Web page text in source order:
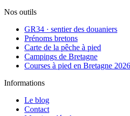
Nos outils
GR34 · sentier des douaniers
Prénoms bretons
Carte de la pêche à pied
Campings de Bretagne
Courses à pied en Bretagne 2026
Informations
Le blog
Contact